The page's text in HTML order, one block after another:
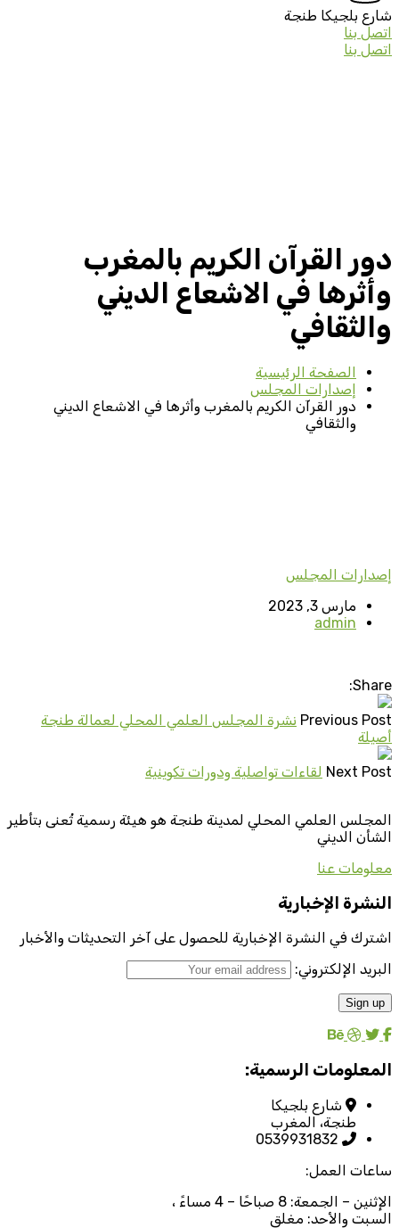
شارع بلجيكا طنجة
اتصل بنا
اتصل بنا
دور القرآن الكريم بالمغرب
وأثرها في الاشعاع الديني
والثقافي
الصفحة الرئيسية
إصدارات المجلس
دور القرآن الكريم بالمغرب وأثرها في الاشعاع الديني
والثقافي
إصدارات المجلس
مارس 3, 2023
admin
Share:
Previous Post نشرة المجلس العلمي المحلي لعمالة طنجة
أصيلة
Next Post لقاءات تواصلية ودورات تكوينية
المجلس العلمي المحلي لمدينة طنجة هو هيئة رسمية تُعنى بتأطير
الشأن الديني
معلومات عنا
النشرة الإخبارية
اشترك في النشرة الإخبارية للحصول على آخر التحديثات والأخبار
البريد الإلكتروني:
المعلومات الرسمية:
شارع بلجيكا
طنجة، المغرب
0539931832
ساعات العمل:
الإثنين – الجمعة: 8 صباحًا – 4 مساءً ،
السبت والأحد: مغلق